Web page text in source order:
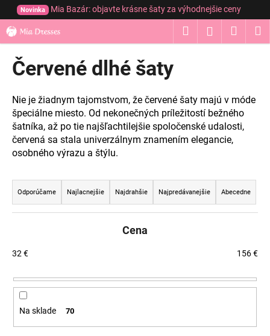
Prejsť
obsah
Novinka Mia Bazár: objavte krásne šaty za výhodnejšie ceny
Hľadať
Červené dlhé šaty
Nie je žiadnym tajomstvom, že červené šaty majú v móde
špeciálne miesto. Od nekonečných príležitostí bežného
šatníka, až po tie najšľachtilejšie spoločenské udalosti,
červená sa stala univerzálnym znamením elegancie,
osobného výrazu a štýlu.
R
a
d
i
p
Odporúčame Najlacnejšie Najdrahšie Najpredávanejšie Abecedne
Cena
32 € 156€
Na sklade 70
o
Späť
Späť
Č
p
o
t
r
e
b
u
j
e
á